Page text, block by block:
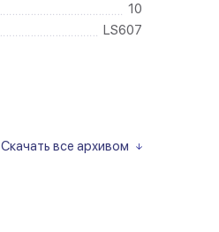
10
LS607
Скачать все архивом